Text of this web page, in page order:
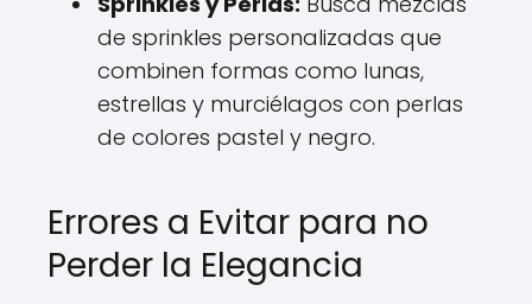
de sprinkles personalizadas que
combinen formas como lunas,
estrellas y murciélagos con perlas
de colores pastel y negro.
Errores a Evitar para no
Perder la Elegancia